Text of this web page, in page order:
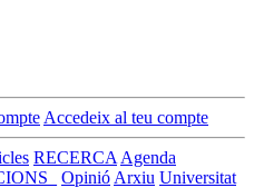
Accedeix al teu compte
RECERCA Agenda
Opinió Arxiu Universitat